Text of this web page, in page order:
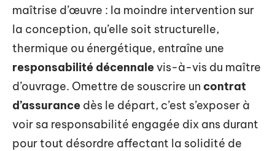
maîtrise d’œuvre : la moindre intervention sur
la conception, qu’elle soit structurelle,
thermique ou énergétique, entraîne une
responsabilité décennalevis-à-vis du maître
d’ouvrage. Omettre de souscrire un contrat
d’assurance dès le départ, c’est s’exposer à
voir sa responsabilité engagée dix ans durant
pour tout désordre affectant la solidité de